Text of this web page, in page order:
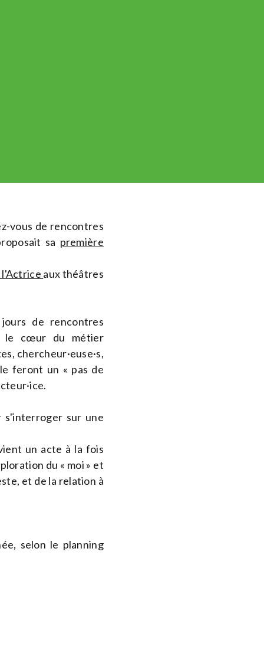
vous de rencontres
sa première
aux théâtres
de rencontres
le cœur du métier
chercheur·euse·s,
feront un « pas de
s'interroger sur une
un acte à la fois
du « moi » et
et de la relation à
selon le planning